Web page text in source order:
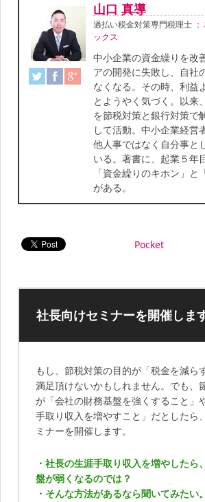
山口 真導
過払い税金対策専門税理士 ：
ックス
中小企業の資金繰りを改
アの開発に失敗し、自社
なくなる。その時、利益
とようやく気づく。以来
を節税対策と銀行対策で
して活動。中小企業経営
他人事ではなく自分事と
いる。著書に、起業５年
「資金繰りのキホン」と
がある。
Pocket
社長向けセミナーを開催しま
もし、節税対策の目的が「税金を減ら
満足頂けないかもしれません。でも、
が「会社の財務基盤を強くすること」
手取り収入を増やすこと」だとしたら
ミナーを開催します。
・社長の生涯手取り収入を増やしたら
盤が弱くなるのでは？
・そんな方法があるなら聞いてみたい。